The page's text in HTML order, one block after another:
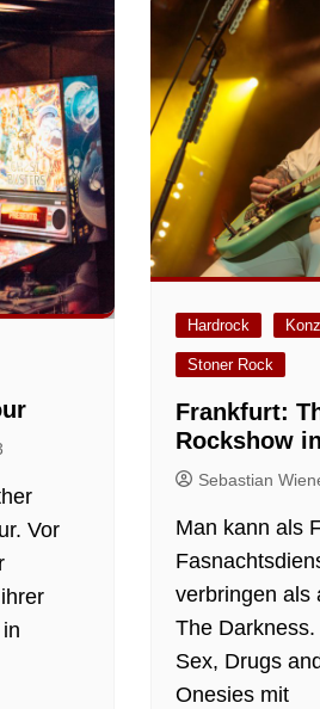
Veranstaltungsorte
Vor
Hardrock
Stoner Rock
Frankfurt:
Rockshow
Sebastian
Man kann als
verbringen als
The
Sex, Drugs
Onesies mit